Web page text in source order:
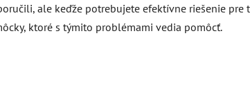
ale keďže potrebujete efektívne riešenie
ktoré s týmito problémami vedia pomôcť.